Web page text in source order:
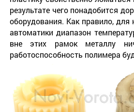
результате чего понадобится
оборудования. Как правило,
автоматики диапазон
вне этих рамок металлу
работоспособность полимера